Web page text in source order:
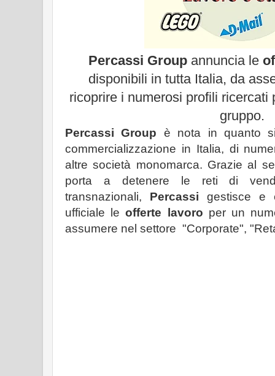
Percassi Group annuncia le
disponibili in tutta Italia, da
ricoprire i numerosi profili ricercati
gruppo.
Percassi Group è nota in quanto
commercializzazione in Italia, di
altre società monomarca. Grazie al
porta a detenere le reti di
transnazionali, Percassi gestisce e
ufficiale leofferte lavoro per un
assumere nel settore "Corporate",